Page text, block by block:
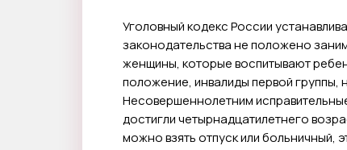
Уголовный кодекс России
законодательства не положено
женщины, которые воспитывают
положение, инвалиды первой
Несовершеннолетним
достигли четырнадцатилетнего
можно взять отпуск или больничный,